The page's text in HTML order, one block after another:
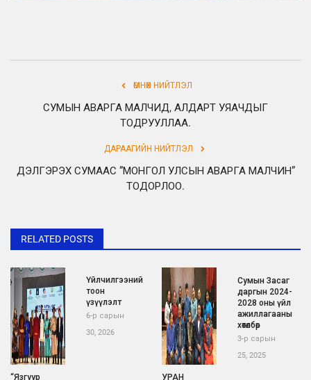
ӨМНӨХ НИЙТЛЭЛ
СУМЫН АВАРГА МАЛЧИД, АЛДАРТ УЯАЧДЫГ
ТОДРУУЛЛАА.
ДАРААГИЙН НИЙТЛЭЛ
ДЭЛГЭРЭХ СУМААС ”МОНГОЛ УЛСЫН АВАРГА МАЛЧИН”
ТОДОРЛОО.
RELATED POSTS
“Язгуур
Үйлчилгээний
тоон
үзүүлэлт
6-р сарын
30, 2026
УРАН
Сумын Засаг
даргын 2024-
2028 оны үйл
ажиллагааны
хөтөлбөр
3-р сарын
25, 2025